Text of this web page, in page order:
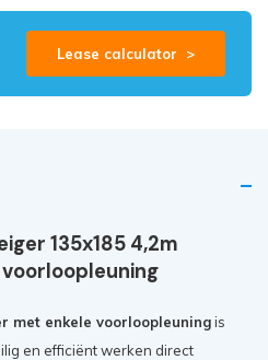
Lease calculator >
135x185 4,2m
met enkele voorloopleuningis
en efficiënt werken direct